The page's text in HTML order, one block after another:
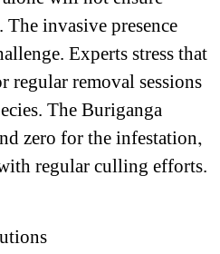
The invasive presence
Experts stress that
regular removal sessions
The Buriganga
zero for the infestation,
with regular culling efforts.